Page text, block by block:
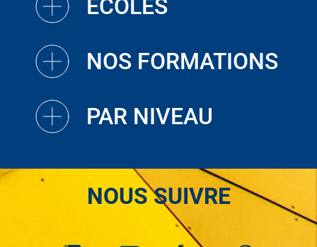
ECOLES
NOS FORMATIONS
PAR NIVEAU
NOUS SUIVRE